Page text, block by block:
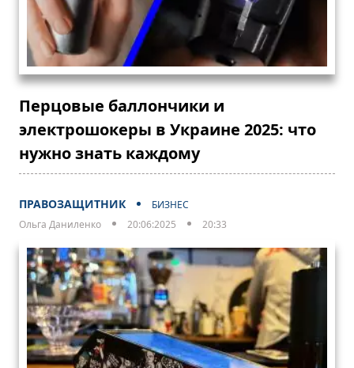
Перцовые баллончики и
электрошокеры в Украине 2025: что
нужно знать каждому
ПРАВОЗАЩИТНИК
БИЗНЕС
Ольга Даниленко
20:06:2025 20:33